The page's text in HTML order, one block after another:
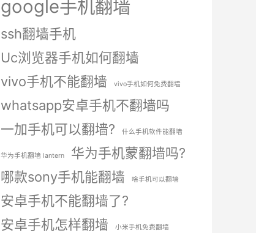
google手机翻墙
ssh翻墙手机
Uc浏览器手机如何翻墙
vivo手机不能翻墙
vivo手机如何免费翻墙
whatsapp安卓手机不翻墙吗
一加手机可以翻墙?
什么手机软件能翻墙
华为手机翻墙 lantern
华为手机蒙翻墙吗?
哪款sony手机能翻墙
啥手机可以翻墙
安卓手机不能翻墙了?
安卓手机怎样翻墙
小米手机免费翻墙